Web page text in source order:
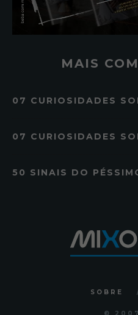
MAIS
07 CURIOSIDADES
07 CURIOSIDADES
50 SINAIS DO
SOBRE